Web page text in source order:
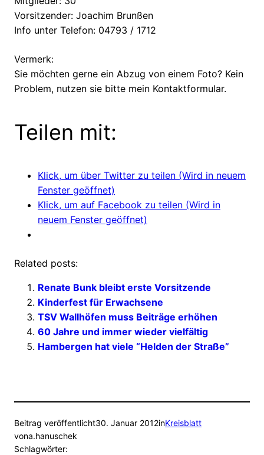
Vorsitzender: Joachim Brunßen
Info unter Telefon: 04793 / 1712
Vermerk:
Sie möchten gerne ein Abzug von einem Foto? Kein
Problem, nutzen sie bitte mein Kontaktformular.
Teilen mit:
Klick, um über Twitter zu teilen (Wird in neuem
Fenster geöffnet)
Klick, um auf Facebook zu teilen (Wird in
neuem Fenster geöffnet)
Related posts:
Renate Bunk bleibt erste Vorsitzende
Kinderfest für Erwachsene
TSV Wallhöfen muss Beiträge erhöhen
60 Jahre und immer wieder vielfältig
Hambergen hat viele “Helden der Straße”
Beitrag veröffentlicht30. Januar 2012inKreisblatt
vona.hanuschek
Schlagwörter: